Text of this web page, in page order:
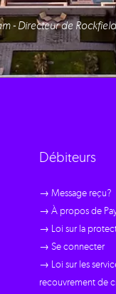
- Directeur de
Débiteurs
→ Message reçu?
→ À propos de
→ Loi sur la
→ Se connecter
→ Loi sur les
recouvrement de